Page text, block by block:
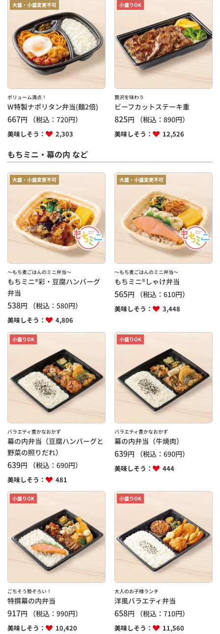
大盛・小盛変更不可
ボリューム満点！
W特製ナポリタン弁当(麺2倍)
667円 （税込： 720円）
美味しそう： 2,303
小盛りOK
贅沢を味わう
ビーフカットステーキ重
825円 （税込：890円）
美味しそう： 12,526
もちミニ・幕の内 など
大盛・小盛変更不可
～もち麦ごはんのミニ弁当～
もちミニ®彩・豆腐ハンバーグ
弁当
538円 （税込： 580円）
美味しそう： 4,806
大盛・小盛変更不可
～もち麦ごはんのミニ弁当～
もちミニ®しゃけ弁当
565円 （税込：610円）
美味しそう： 3,448
小盛りOK
バラエティ豊かなおかず
幕の内弁当（豆腐ハンバーグと
野菜の照りだれ）
639円 （税込： 690円）
美味しそう： 481
小盛りOK
バラエティ豊かなおかず
幕の内弁当（牛焼肉）
639円 （税込：690円）
美味しそう： 444
小盛りOK
ごちそう勢ぞろい！
特撰幕の内弁当
917円 （税込： 990円）
美味しそう： 10,420
小盛りOK
大人のお子様ランチ
洋風バラエティ弁当
658円 （税込：710円）
美味しそう： 11,560